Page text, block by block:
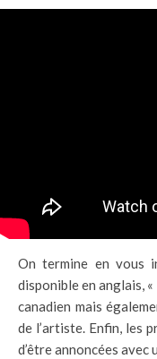
On termine en vous
disponible en anglais, «
canadien mais
de l’artiste. Enfin, les
d’être annoncées avec